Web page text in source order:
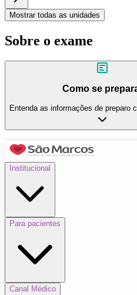
Mostrar todas as unidades
Sobre o exame
Como se
Entenda as informações de preparo
Institucional
Para pacientes
Canal Médico